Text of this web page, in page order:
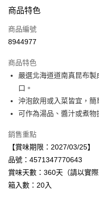
信用卡一次付款
LINE Pay
街口支付
悠遊付
Google Pay
全盈+PAY
AFTEE先享後付
相關說明
【關於「AFTEE先享後付」】
AFTEE先享後付是「在收到商
便利好安心！
運送方式
商品特色
商品編號
8944977
商品特色
嚴選北海道道南真昆布
口。
沖泡飲用或入菜皆宜，簡
可作為湯品、醬汁或煮物
銷售重點
【賞味期限：2027/03/25】
品號：4571347770643
賞味天數：360天（請以實際
箱入數：20入